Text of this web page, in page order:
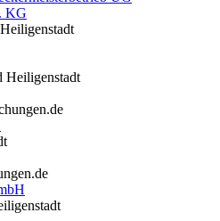
KG
Heiligenstadt